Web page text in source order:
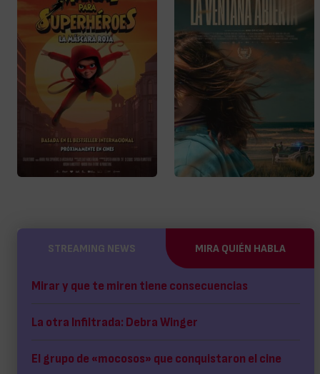
STREAMING NEWS MIRA QUIÉN HABLA
Mirar y que te miren tiene consecuencias
La otra Infiltrada: Debra Winger
El grupo de «mocosos» que conquistaron el cine